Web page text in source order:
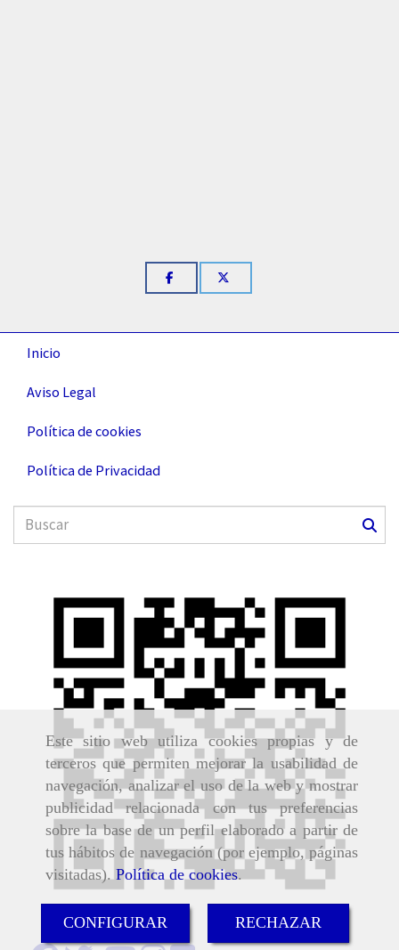
Este sitio web utiliza cookies propias y de
terceros que permiten mejorar la usabilidad de
navegación, analizar el uso de la web y mostrar
publicidad relacionada con tus preferencias
sobre la base de un perfil elaborado a partir de
tus hábitos de navegación (por ejemplo, páginas
visitadas). Política de cookies.
CONFIGURAR RECHAZAR
Inicio
Aviso Legal
Política de cookies
Política de Privacidad